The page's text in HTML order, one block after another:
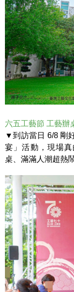
六五工藝節 工藝辦
▼到訪當日 6/8 剛
宴」活動，現場
桌、滿滿人潮超熱鬧